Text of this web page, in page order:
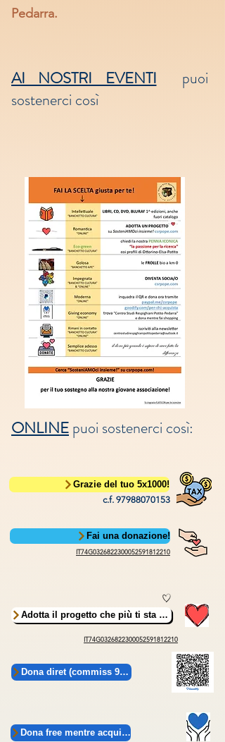
Pedarra.
AI NOSTRI EVENTI
puoi
sostenerci così
ONLINEpuoi sostenerci così:
Grazie del tuo 5x1000!
c.f. 97988070153
Fai una donazione!
IT74G0326822300052591812210
Adotta il progetto che più ti sta a ... !
IT74G0326822300052591812210
Dona diret (commiss 9% a Goodify)
Dona free mentre acquisti!